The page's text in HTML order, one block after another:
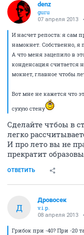
denz
guru
07 апреля 2013
И насчет репоста: я сам
намокнет. Собственно, я
А что меня зацепило в
конденсация считается
мокнет, главное чтобы
Вот мне не кажется что
сухую стену
Сделайте чтбоы в
легко
И про лето вы не
прекратит
ОТВЕТИТЬ
Д
Дровосек
v.i.p.
08 апреля 2013
Грибок при -40? При -20